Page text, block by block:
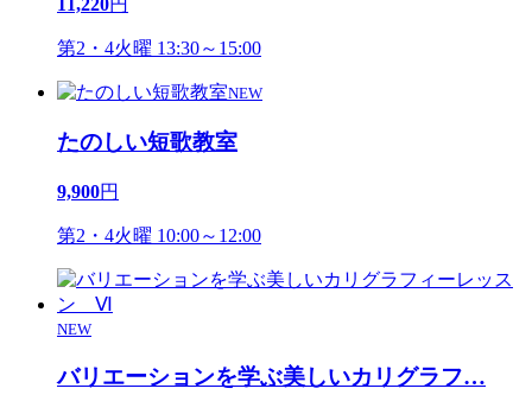
第2・4火曜 13:30～15:00
NEW
たのしい短歌教室
9,900円
第2・4火曜 10:00～12:00
NEW
バリエーションを学ぶ美しいカリグラフ…